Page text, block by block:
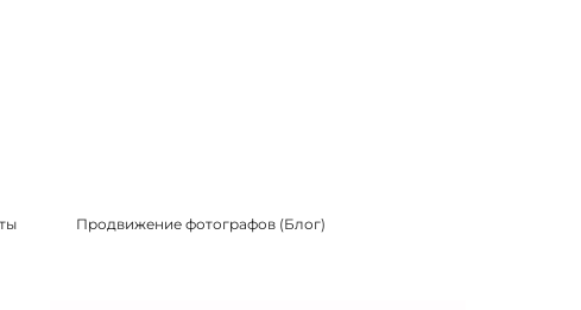
Продвижение фотографов (Блог)